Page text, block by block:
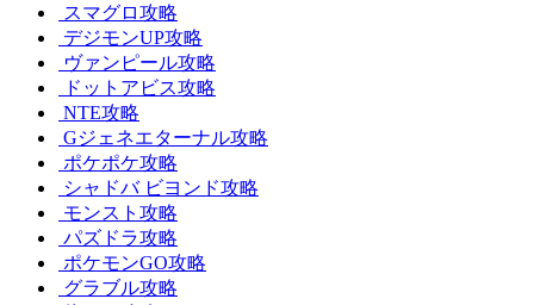
スマグロ攻略
デジモンUP攻略
ヴァンピール攻略
ドットアビス攻略
NTE攻略
Gジェネエターナル攻略
ポケポケ攻略
シャドバ ビヨンド攻略
モンスト攻略
パズドラ攻略
ポケモンGO攻略
グラブル攻略